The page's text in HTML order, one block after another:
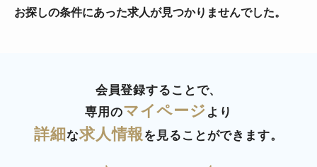
お探しの条件にあった求人が見つかりませんでした。
会員登録することで、
専用のマイページ より
詳細な求人情報を見ることができます。